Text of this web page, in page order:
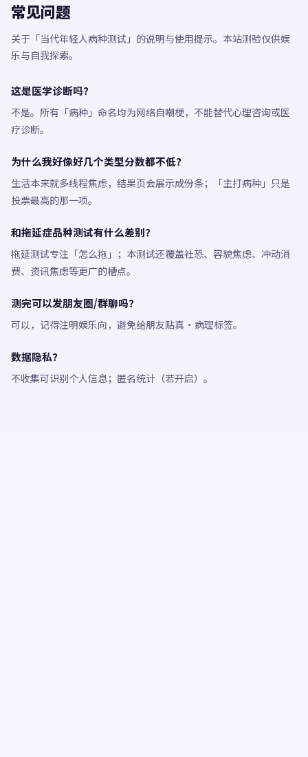
常见问题
关于「当代年轻人病种测试」的说明与使用提示。本站测验仅供娱
乐与自我探索。
这是医学诊断吗？
不是。所有「病种」命名均为网络自嘲梗，不能替代心理咨询或医
疗诊断。
为什么我好像好几个类型分数都不低？
生活本来就多线程焦虑，结果页会展示成份条；「主打病种」只是
投票最高的那一项。
和拖延症品种测试有什么差别？
拖延测试专注「怎么拖」；本测试还覆盖社恐、容貌焦虑、冲动消
费、资讯焦虑等更广的槽点。
测完可以发朋友圈/群聊吗？
可以，记得注明娱乐向，避免给朋友贴真·病理标签。
数据隐私？
不收集可识别个人信息；匿名统计（若开启）。